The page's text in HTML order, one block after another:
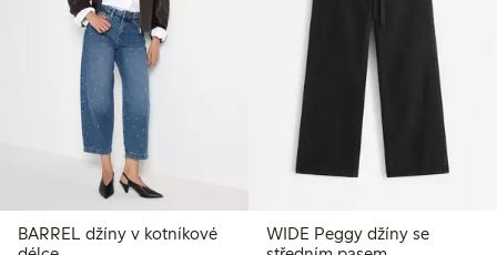
BARREL džíny v kotníkové
WIDE Peggy džíny se